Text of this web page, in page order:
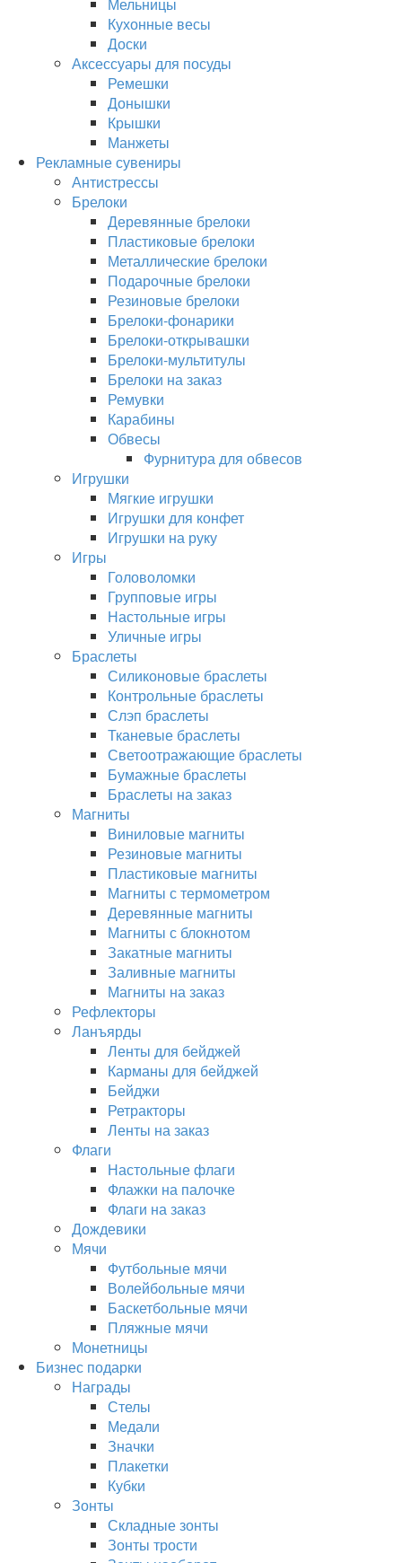
Кухонные весы
Доски
Аксессуары для посуды
Ремешки
Донышки
Крышки
Манжеты
Рекламные сувениры
Антистрессы
Брелоки
Деревянные брелоки
Пластиковые брелоки
Металлические брелоки
Подарочные брелоки
Резиновые брелоки
Брелоки-фонарики
Брелоки-открывашки
Брелоки-мультитулы
Брелоки на заказ
Ремувки
Карабины
Обвесы
Фурнитура для обвесов
Игрушки
Мягкие игрушки
Игрушки для конфет
Игрушки на руку
Игры
Головоломки
Групповые игры
Настольные игры
Уличные игры
Браслеты
Силиконовые браслеты
Контрольные браслеты
Слэп браслеты
Тканевые браслеты
Светоотражающие браслеты
Бумажные браслеты
Браслеты на заказ
Магниты
Виниловые магниты
Резиновые магниты
Пластиковые магниты
Магниты с термометром
Деревянные магниты
Магниты с блокнотом
Закатные магниты
Заливные магниты
Магниты на заказ
Рефлекторы
Ланъярды
Ленты для бейджей
Карманы для бейджей
Бейджи
Ретракторы
Ленты на заказ
Флаги
Настольные флаги
Флажки на палочке
Флаги на заказ
Дождевики
Мячи
Футбольные мячи
Волейбольные мячи
Баскетбольные мячи
Пляжные мячи
Монетницы
Бизнес подарки
Награды
Стелы
Медали
Значки
Плакетки
Кубки
Зонты
Складные зонты
Зонты трости